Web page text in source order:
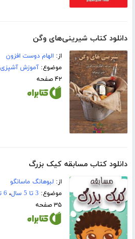
دانلود کتاب شیرینی‌های وگن
از: الهام دوست افزون
موضوع:آموزش آشپزی
۴۲ صفحه
دانلود کتاب مسابقه کیک بزرگ
از: لبوهانگ ماسانگو
موضوع: 3 تا 5 سال ، 6 تا 8 سال
۳۵ صفحه